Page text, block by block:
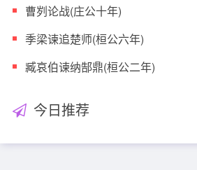
曹刿论战(庄公十年)
季梁谏追楚师(桓公六年)
臧哀伯谏纳郜鼎(桓公二年)
今日推荐